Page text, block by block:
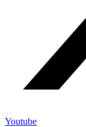
Youtube